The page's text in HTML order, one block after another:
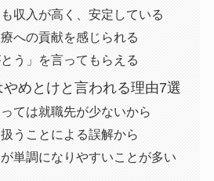
収入が高く、安定している
への貢献を感じられる
とう」を言ってもらえる
めとけと言われる理由7選
ては就職先が少ないから
うことによる誤解から
単調になりやすいことが多い